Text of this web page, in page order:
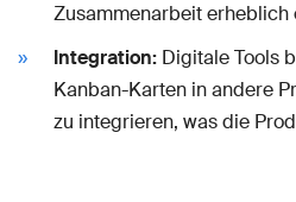
Zusammenarbeit erheblich
Integration: Digitale Tools
Kanban-Karten in andere
zu integrieren, was die